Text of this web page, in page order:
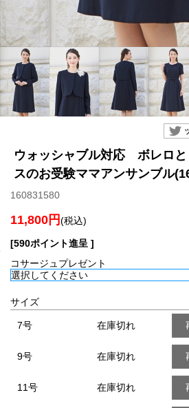
ウォッシャブル対応 ボレロと
スのお受験ママアンサンブル
160831580
11,800円(税込)
[590ポイント進呈 ]
コサージュプレゼント
サイズ
7号 在庫切れ
9号 在庫切れ
11号 在庫切れ